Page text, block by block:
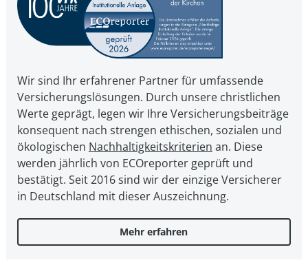
Wir sind Ihr erfahrener Partner für umfassende
Versicherungslösungen. Durch unsere christ­li­chen
Werte geprägt, legen wir Ihre Ver­si­che­rungs­bei­trä­ge
kon­se­quent nach strengen ethischen, sozialen und
öko­lo­gi­schen Nach­hal­tig­keits­kri­te­ri­en an. Diese
werden jährlich von ECOreporter geprüft und
bestätigt. Seit 2016 sind wir der einzige Versicherer
in Deutschland mit dieser Auszeichnung.
Mehr erfahren